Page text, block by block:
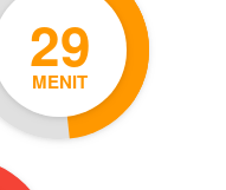
29
MENIT